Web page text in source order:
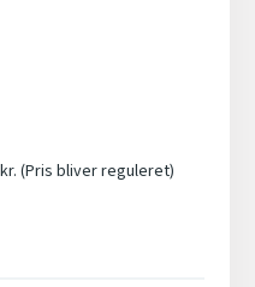
(Pris bliver reguleret)